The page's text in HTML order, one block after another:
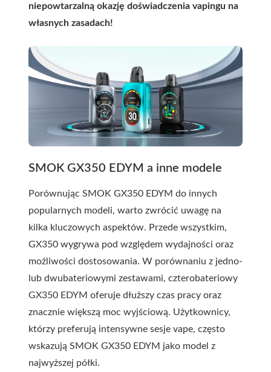
niepowtarzalną okazję doświadczenia vapingu na
własnych zasadach!
SMOK GX350 EDYM a inne modele
Porównując SMOK GX350 EDYM do innych
popularnych modeli, warto zwrócić uwagę na
kilka kluczowych aspektów. Przede wszystkim,
GX350 wygrywa pod względem wydajności oraz
możliwości dostosowania. W porównaniu z jedno-
lub dwubateriowymi zestawami, czterobateriowy
GX350 EDYM oferuje dłuższy czas pracy oraz
znacznie większą moc wyjściową. Użytkownicy,
którzy preferują intensywne sesje vape, często
wskazują SMOK GX350 EDYM jako model z
najwyższej półki.